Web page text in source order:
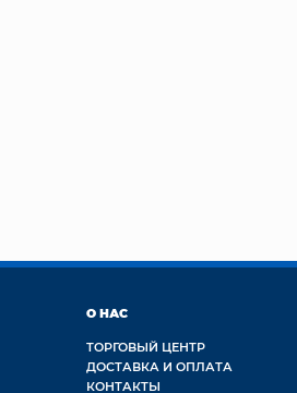
О НАС
ТОРГОВЫЙ ЦЕНТР
ДОСТАВКА И ОПЛАТА
КОНТАКТЫ